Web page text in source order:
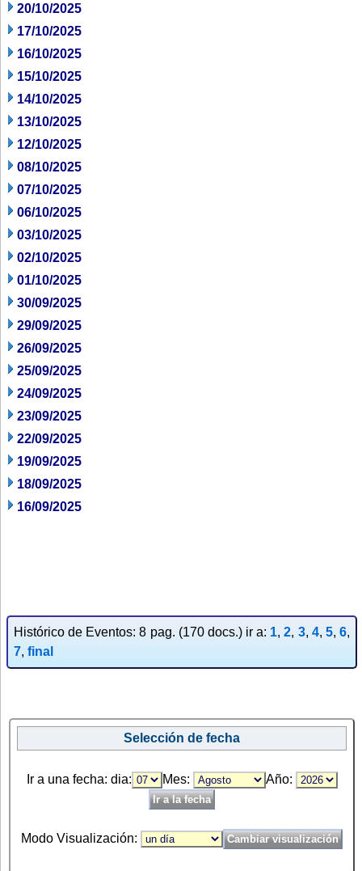
20/10/2025
17/10/2025
16/10/2025
15/10/2025
14/10/2025
13/10/2025
12/10/2025
08/10/2025
07/10/2025
06/10/2025
03/10/2025
02/10/2025
01/10/2025
30/09/2025
29/09/2025
26/09/2025
25/09/2025
24/09/2025
23/09/2025
22/09/2025
19/09/2025
18/09/2025
16/09/2025
Histórico de Eventos: 8 pag. (170 docs.) ir a: 1,2, 3, 4, 5,6,
7, final
Selección de fecha
Ir a una fecha: dia: Mes: Año:
Modo Visualización: